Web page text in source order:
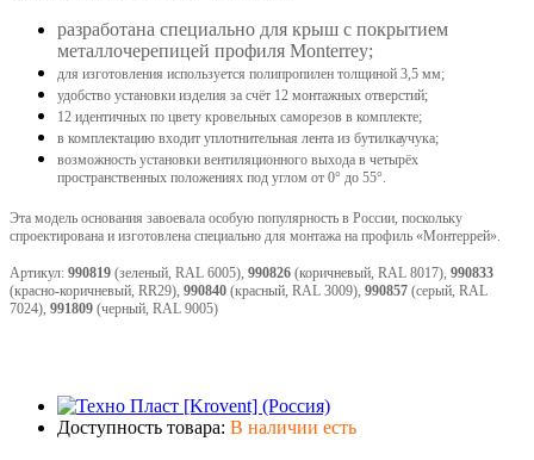
разработана специально для крыш с покрытием
металлочерепицей профиля Monterrey;
для изготовления используется полипропилен толщиной 3,5 мм;
удобство установки изделия за счёт 12 монтажных отверстий;
12 идентичных по цвету кровельных саморезов в комплекте;
в комплектацию входит уплотнительная лента из бутилкаучука;
возможность установки вентиляционного выхода в четырёх
пространственных положениях под углом от 0° до 55°.
Эта модель основания завоевала особую популярность в России, поскольку
спроектирована и изготовлена специально для монтажа на профиль «Монтеррей».
Артикул: 990819 (зеленый, RAL 6005), 990826 (коричневый, RAL 8017), 990833
(красно-коричневый, RR29), 990840 (красный, RAL 3009), 990857 (серый, RAL
7024), 991809 (черный, RAL 9005)
Доступность товара: В наличии есть